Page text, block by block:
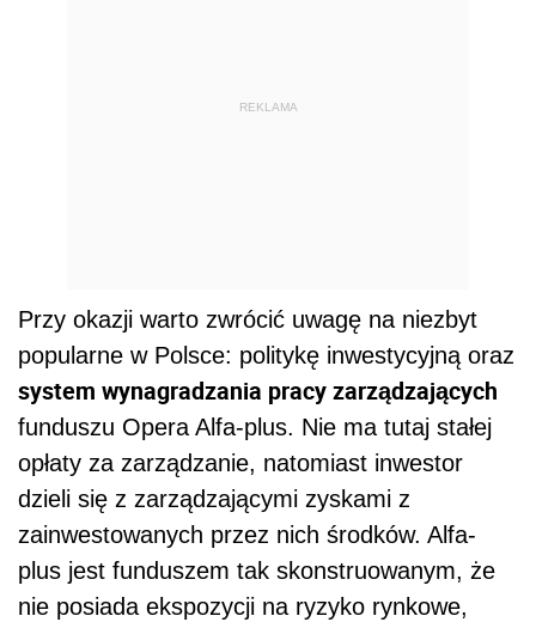
REKLAMA
Przy okazji warto zwrócić uwagę na niezbyt
popularne w Polsce: politykę inwestycyjną oraz
system wynagradzania pracy zarządzających
funduszu Opera Alfa-plus. Nie ma tutaj stałej
opłaty za zarządzanie, natomiast inwestor
dzieli się z zarządzającymi zyskami z
zainwestowanych przez nich środków. Alfa-
plus jest funduszem tak skonstruowanym, że
nie posiada ekspozycji na ryzyko rynkowe,